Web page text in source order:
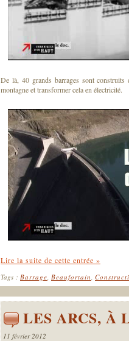
De là, 40 grands barrages sont
montagne et transformer cela en électricité.
Lire la suite de cette entrée »
Tags : Barrage, Beaufortain,
LES ARCS, À
11 février 2012